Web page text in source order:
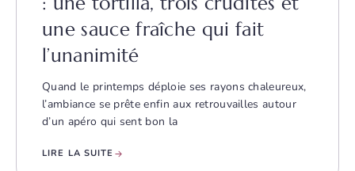
une sauce fraîche qui fait
l’unanimité
Quand le printemps déploie ses rayons chaleureux,
l’ambiance se prête enfin aux retrouvailles autour
d’un apéro qui sent bon la
LIRE LA SUITE